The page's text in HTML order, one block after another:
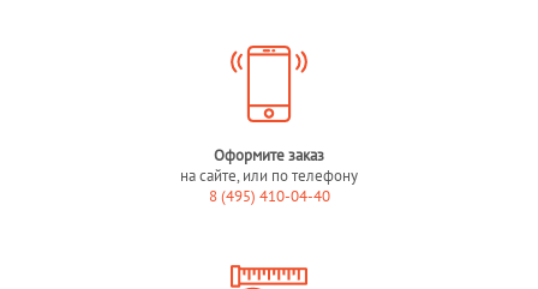
Оформите заказ
на сайте, или по телефону
8 (495) 410-04-40